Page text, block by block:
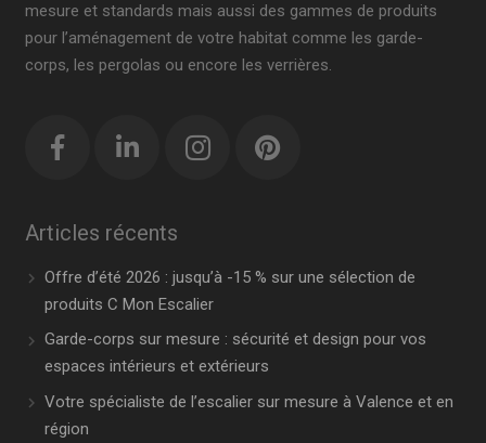
mesure et standards mais aussi des gammes de produits
pour l’aménagement de votre habitat comme les garde-
corps, les pergolas ou encore les verrières.
Articles récents
Offre d’été 2026 : jusqu’à -15 % sur une sélection de
produits C Mon Escalier
Garde-corps sur mesure : sécurité et design pour vos
espaces intérieurs et extérieurs
Votre spécialiste de l’escalier sur mesure à Valence et en
région